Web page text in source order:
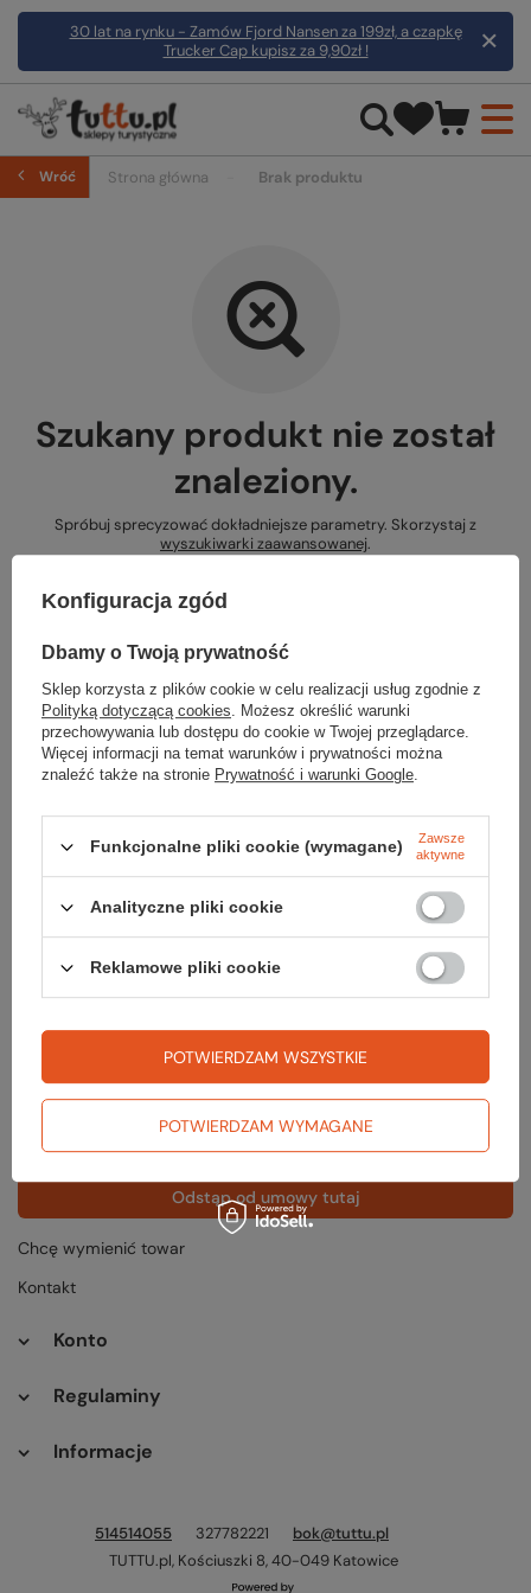
30 lat na rynku - Zamów Fjord Nansen za 199zł, a czapkę
Trucker Cap kupisz za 9,90zł !
Wróć Strona główna Brak produktu
Szukany produkt nie został
znaleziony.
Spróbuj sprecyzować dokładniejsze parametry. Skorzystaj z
wyszukiwarki zaawansowanej.
Szukasz produktu, którego nie mamy w
ofercie?
naszym sklepie, możesz skorzystać ze specjalnego formularza i
przesłać nam opis szukanego przedmiotu. Aby móc to zrobić musisz
zalogowany.
Śledzenie przesyłki
Chcę zareklamować produkt
Odstąp od umowy tutaj
Chcę wymienić towar
Kontakt
Konto
Regulaminy
Informacje
514514055 327782221
bok@tuttu.pl
TUTTU.pl, Kościuszki 8,40-049 Katowice
Konfiguracja zgód
Dbamy o Twoją prywatność
Sklep korzysta z plików cookie w celu realizacji usług zgodnie z
Polityką dotyczącą cookies. Możesz określić warunki
przechowywania lub dostępu do cookie w Twojej przeglądarce.
Więcej informacji na temat warunków i prywatności można
znaleźć także na stronie Prywatność i warunki Google.
Funkcjonalne pliki cookie (wymagane)
Zawsze
aktywne
Analityczne pliki cookie
Reklamowe pliki cookie
POTWIERDZAM WYMAGANE
POTWIERDZAM WSZYSTKIE